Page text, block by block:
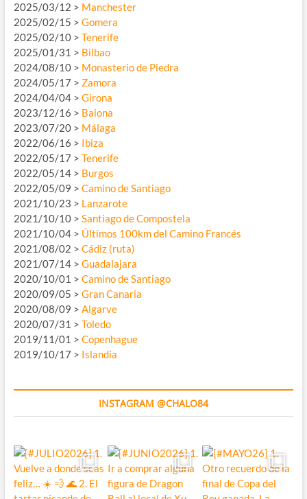
2025/03/12 > Manchester
2025/02/15 > Gomera
2025/02/10 > Tenerife
2025/01/31 > Bilbao
2024/08/10 > Monasterio de Piedra
2024/05/17 > Zamora
2024/04/04 > Girona
2023/12/16 > Baiona
2023/07/20 > Málaga
2022/06/16 > Ibiza
2022/05/17 > Tenerife
2022/05/14 > Burgos
2022/05/09 > Camino de Santiago
2021/10/23 > Lanzarote
2021/10/10 > Santiago de Compostela
2021/10/04 > Últimos 100km del Camino Francés
2021/08/02 > Cádiz (ruta)
2021/07/14 > Guadalajara
2020/10/01 > Camino de Santiago
2020/09/05 > Gran Canaria
2020/08/09 > Algarve
2020/07/31 > Toledo
2019/11/01 > Copenhague
2019/10/17 > Islandia
INSTAGRAM @CHALO84